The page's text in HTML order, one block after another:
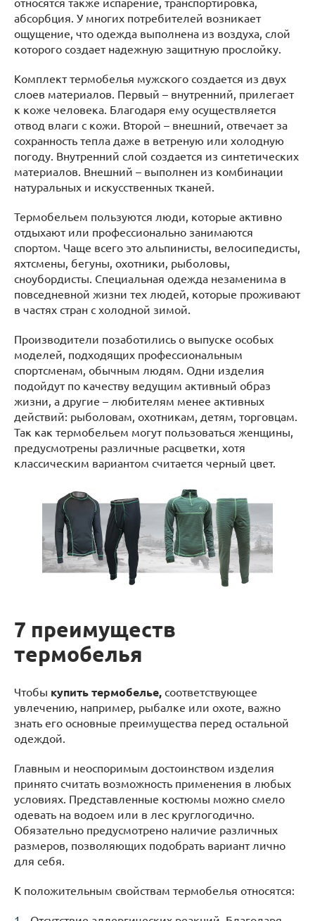
относятся также испарение, транспортировка,
абсорбция. У многих потребителей возникает
ощущение, что одежда выполнена из воздуха, слой
которого создает надежную защитную прослойку.
Комплект термобелья мужского создается из двух
слоев материалов. Первый – внутренний, прилегает
к коже человека. Благодаря ему осуществляется
отвод влаги с кожи. Второй – внешний, отвечает за
сохранность тепла даже в ветреную или холодную
погоду. Внутренний слой создается из синтетических
материалов. Внешний – выполнен из комбинации
натуральных и искусственных тканей.
Термобельем пользуются люди, которые активно
отдыхают или профессионально занимаются
спортом. Чаще всего это альпинисты, велосипедисты,
яхтсмены, бегуны, охотники, рыболовы,
сноубордисты. Специальная одежда незаменима в
повседневной жизни тех людей, которые проживают
в частях стран с холодной зимой.
Производители позаботились о выпуске особых
моделей, подходящих профессиональным
спортсменам, обычным людям. Одни изделия
подойдут по качеству ведущим активный образ
жизни, а другие – любителям менее активных
действий: рыболовам, охотникам, детям, торговцам.
Так как термобельем могут пользоваться женщины,
предусмотрены различные расцветки, хотя
классическим вариантом считается черный цвет.
7 преимуществ
термобелья
Чтобы купить термобелье, соответствующее
увлечению, например, рыбалке или охоте, важно
знать его основные преимущества перед остальной
одеждой.
Главным и неоспоримым достоинством изделия
принято считать возможность применения в любых
условиях. Представленные костюмы можно смело
одевать на водоем или в лес круглогодично.
Обязательно предусмотрено наличие различных
размеров, позволяющих подобрать вариант лично
для себя.
К положительным свойствам термобелья относятся: